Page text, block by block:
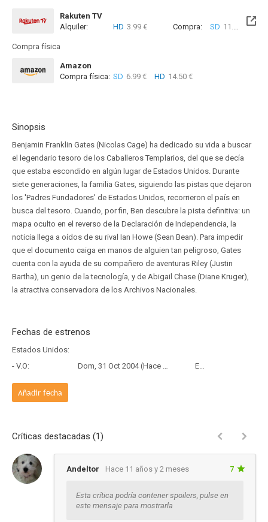
Rakuten TV
Alquiler:
HD 3.99 € Compra: SD 11.99 € HD
Compra física
Amazon
Compra física: SD 6.99 € HD 14.50 €
Sinopsis
Benjamin Franklin Gates (Nicolas Cage) ha dedicado su vida a buscar
el legendario tesoro de los Caballeros Templarios, del que se decía
que estaba escondido en algún lugar de Estados Unidos. Durante
siete generaciones, la familia Gates, siguiendo las pistas que dejaron
los 'Padres Fundadores' de Estados Unidos, recorrieron el país en
busca del tesoro. Cuando, por fin, Ben descubre la pista definitiva: un
mapa oculto en el reverso de la Declaración de Independencia, la
noticia llega a oídos de su rival Ian Howe (Sean Bean). Para impedir
que el documento caiga en manos de alguien tan peligroso, Gates
cuenta con la ayuda de su compañero de aventuras Riley (Justin
Bartha), un genio de la tecnología, y de Abigail Chase (Diane Kruger),
la atractiva conservadora de los Archivos Nacionales.
Fechas de estrenos
Estados Unidos:
- V.O:
Dom, 31 Oct 2004 (Hace 21 años y 9 meses) Estreno
Añadir fecha
Críticas destacadas (1)
Andeltor Hace 11 años y 2 meses 7
Esta crítica podría contener spoilers, pulse en
este mensaje para mostrarla